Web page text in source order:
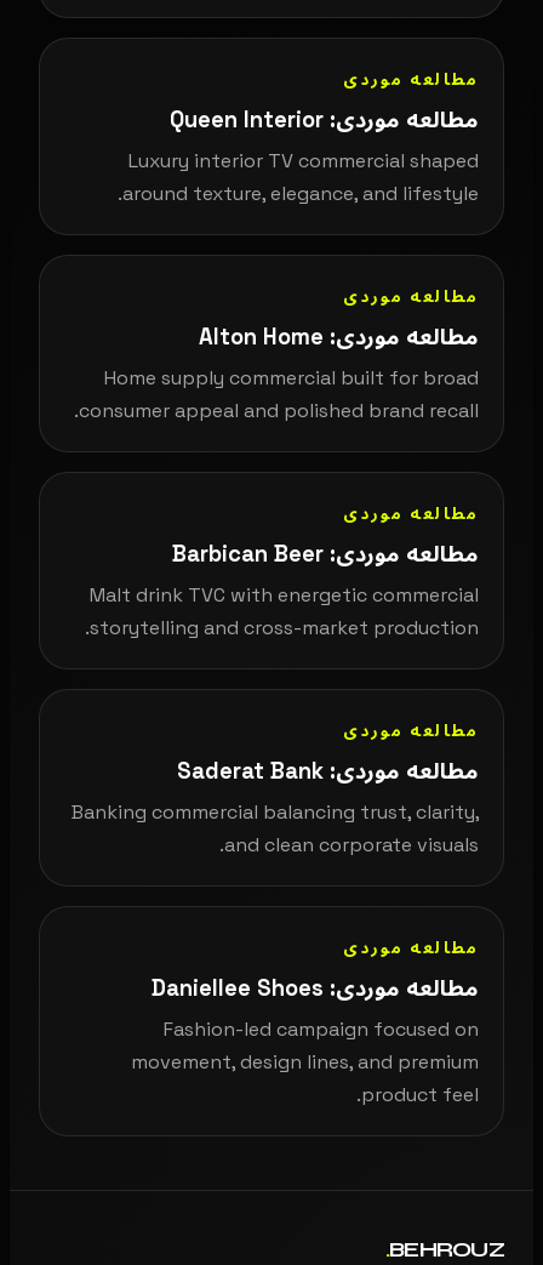
مطالعه موردی
مطالعه موردی: Queen Interior
Luxury interior TV commercial shaped
around texture, elegance, and lifestyle.
مطالعه موردی
مطالعه موردی: Alton Home
Home supply commercial built for broad
consumer appeal and polished brand recall.
مطالعه موردی
مطالعه موردی: Barbican Beer
Malt drink TVC with energetic commercial
storytelling and cross-market production.
مطالعه موردی
مطالعه موردی: Saderat Bank
Banking commercial balancing trust, clarity,
and clean corporate visuals.
مطالعه موردی
مطالعه موردی: Daniellee Shoes
Fashion-led campaign focused on
movement, design lines, and premium
product feel.
BEHROUZ
.